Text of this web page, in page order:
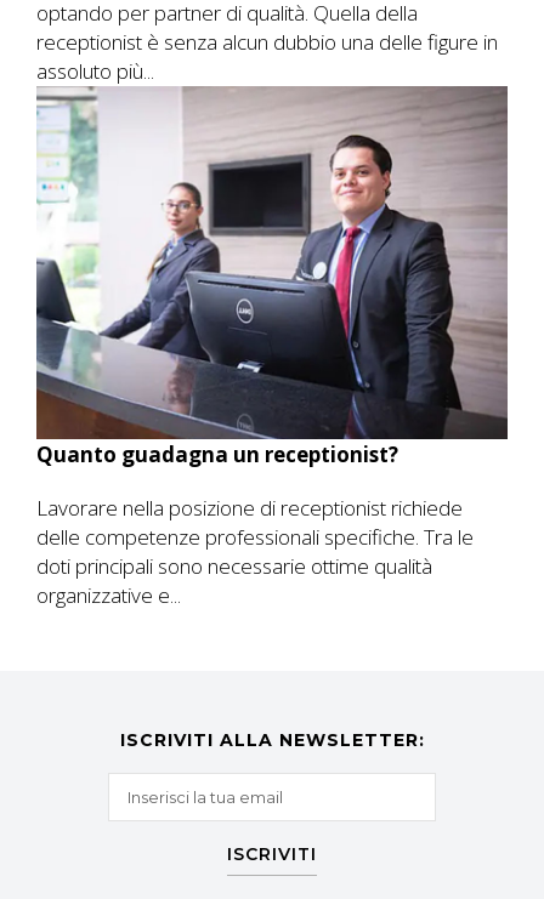
optando per partner di qualità. Quella della
receptionist è senza alcun dubbio una delle figure in
assoluto più...
Quanto guadagna un receptionist?
Lavorare nella posizione di receptionist richiede
delle competenze professionali specifiche. Tra le
doti principali sono necessarie ottime qualità
organizzative e...
ISCRIVITI ALLA NEWSLETTER:
ISCRIVITI